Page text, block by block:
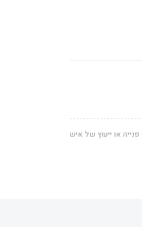
או ייעוץ של איש